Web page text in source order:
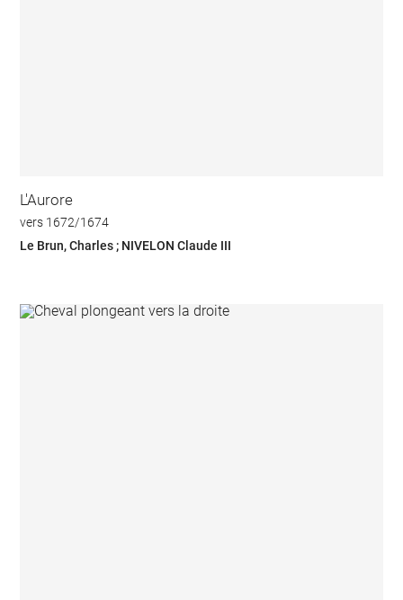
L'Aurore
vers 1672/1674
Le Brun, Charles ; NIVELON Claude III